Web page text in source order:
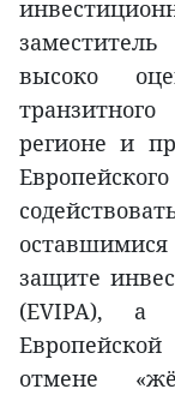
высоко
регионе и
защите
(EVIPA), а
отмене